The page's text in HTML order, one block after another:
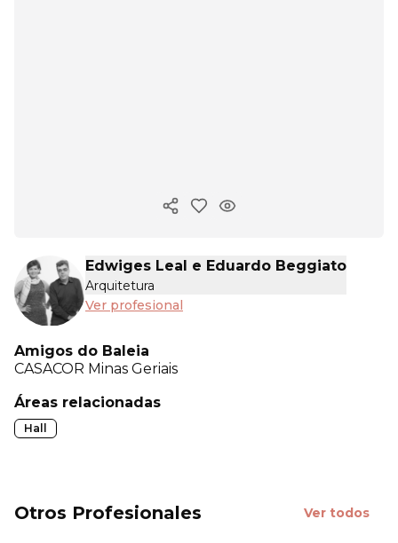
Copiar enlace
Edwiges Leal e Eduardo Beggiato
Arquitetura
Ver profesional
Amigos do Baleia
CASACOR Minas Geriais
Áreas relacionadas
Hall
Otros Profesionales Ver todos